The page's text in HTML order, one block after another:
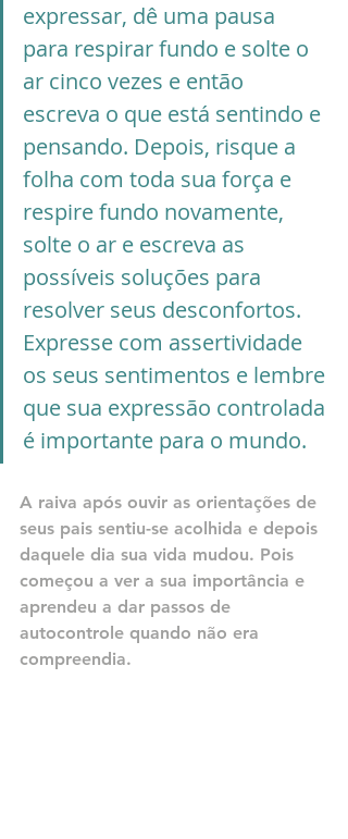
expressar, dê uma pausa
para respirar fundo e solte o
ar cinco vezes e então
escreva o que está sentindo e
pensando. Depois, risque a
folha com toda sua força e
respire fundo novamente,
solte o ar e escreva as
possíveis soluções para
resolver seus desconfortos.
Expresse com assertividade
os seus sentimentos e lembre
que sua expressão controlada
é importante para o mundo.
A raiva após ouvir as orientações de
seus pais sentiu-se acolhida e depois
daquele dia sua vida mudou. Pois
começou a ver a sua importância e
aprendeu a dar passos de
autocontrole quando não era
compreendia.